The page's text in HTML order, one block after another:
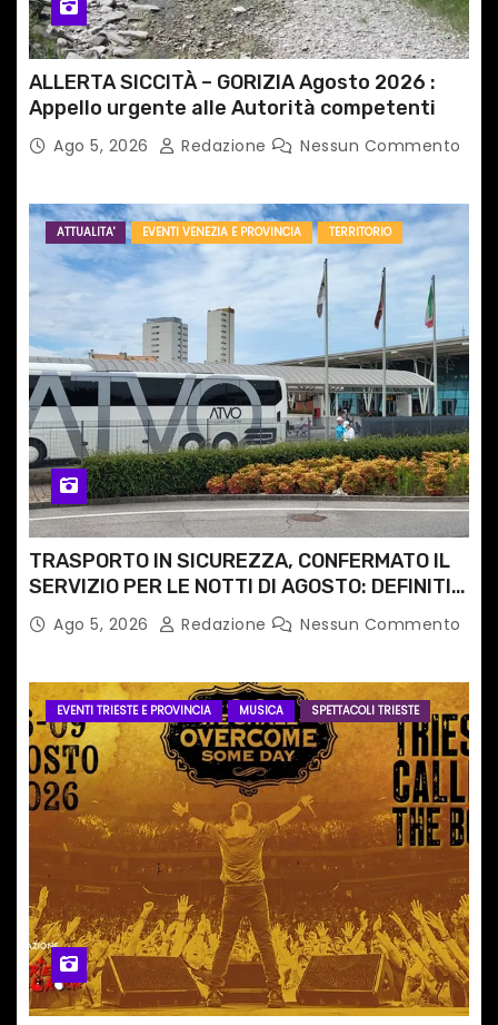
ALLERTA SICCITÀ – GORIZIA Agosto 2026 :
Appello urgente alle Autorità competenti
Ago 5, 2026 Redazione Nessun Commento
ATTUALITA' EVENTI VENEZIA E PROVINCIA TERRITORIO
TRASPORTO IN SICUREZZA, CONFERMATO IL
SERVIZIO PER LE NOTTI DI AGOSTO: DEFINITI
PERCORSI, FERMATE E ORARIO
Ago 5, 2026 Redazione Nessun Commento
EVENTI TRIESTE E PROVINCIA MUSICA SPETTACOLI TRIESTE